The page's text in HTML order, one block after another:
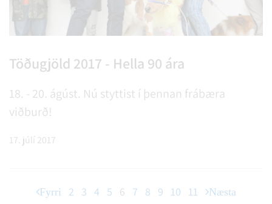
Töðugjöld 2017 - Hella 90 ára
18. - 20. ágúst. Nú styttist í þennan frábæra
viðburð!
17. júlí 2017
Fyrri 2 3 4 5 6 7 8 9 10 11 Næsta